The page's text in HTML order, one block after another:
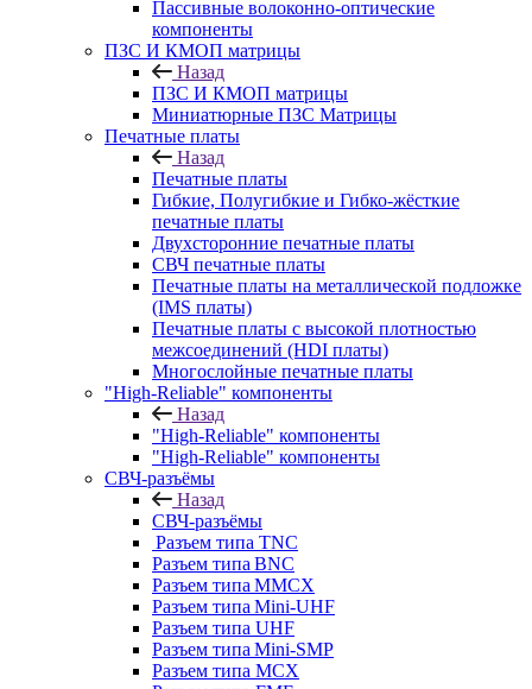
Пассивные волоконно-оптические
компоненты
ПЗС И КМОП матрицы
Назад
ПЗС И КМОП матрицы
Миниатюрные ПЗС Матрицы
Печатные платы
Назад
Печатные платы
Гибкие, Полугибкие и Гибко-жёсткие
печатные платы
Двухсторонние печатные платы
СВЧ печатные платы
Печатные платы на металлической подложке
(IMS платы)
Печатные платы с высокой плотностью
межсоединений (HDI платы)
Многослойные печатные платы
"High-Reliable" компоненты
Назад
"High-Reliable" компоненты
"High-Reliable" компоненты
СВЧ-разъёмы
Назад
СВЧ-разъёмы
Разъем типа TNC
Разъем типа BNC
Разъем типа MMCX
Разъем типа Mini-UHF
Разъем типа UHF
Разъем типа Mini-SMP
Разъем типа MCX